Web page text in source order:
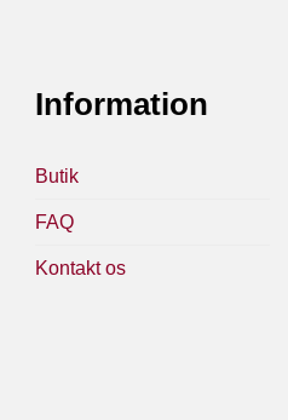
Information
Butik
FAQ
Kontakt os